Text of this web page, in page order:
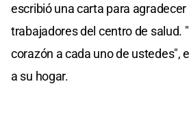
escribió una carta para
trabajadores del centro de salud.
corazón a cada uno de ustedes",
a su hogar.